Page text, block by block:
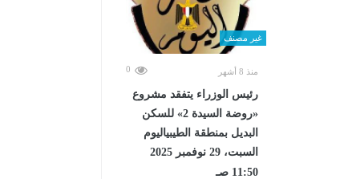
غير مصنف
منذ 8 أشهر 0
رئيس الوزراء يتفقد مشروع
«روضة السيدة 2» للسكن
البديل بمنطقة الطيبياليوم
السبت، 29 نوفمبر 2025
11:50 صـ